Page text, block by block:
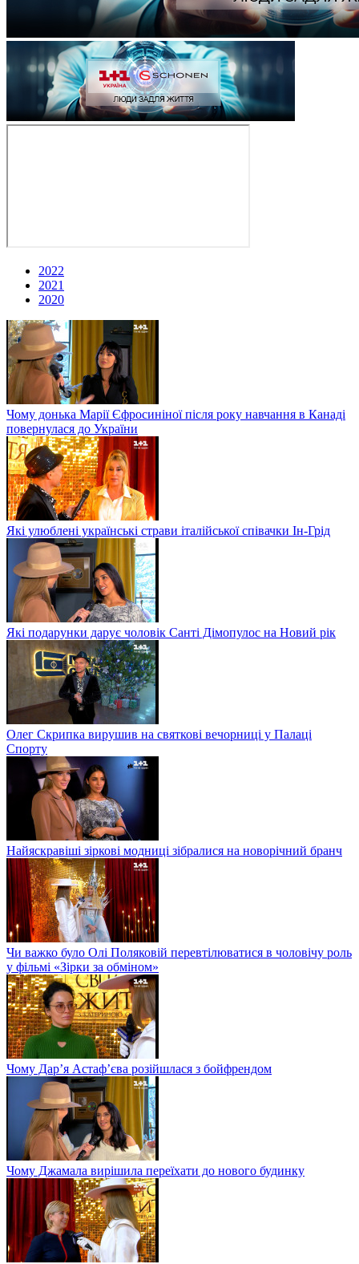
2022
2021
2020
Чому донька Марії Єфросиніної після року навчання в Канаді
повернулася до України
Які улюблені українські страви італійської співачки Ін-Грід
Які подарунки дарує чоловік Санті Дімопулос на Новий рік
Олег Скрипка вирушив на святкові вечорниці у Палаці
Спорту
Найяскравіші зіркові модниці зібралися на новорічний бранч
Чи важко було Олі Поляковій перевтілюватися в чоловічу роль
у фільмі «Зірки за обміном»
Чому Дар’я Астаф’єва розійшлася з бойфрендом
Чому Джамала вирішила переїхати до нового будинку